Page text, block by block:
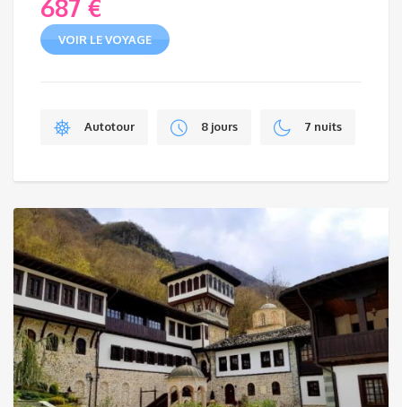
687 €
VOIR LE VOYAGE
Autotour 8 jours 7 nuits